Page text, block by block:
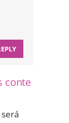
conte